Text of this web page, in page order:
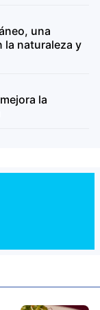
una
la naturaleza y
la